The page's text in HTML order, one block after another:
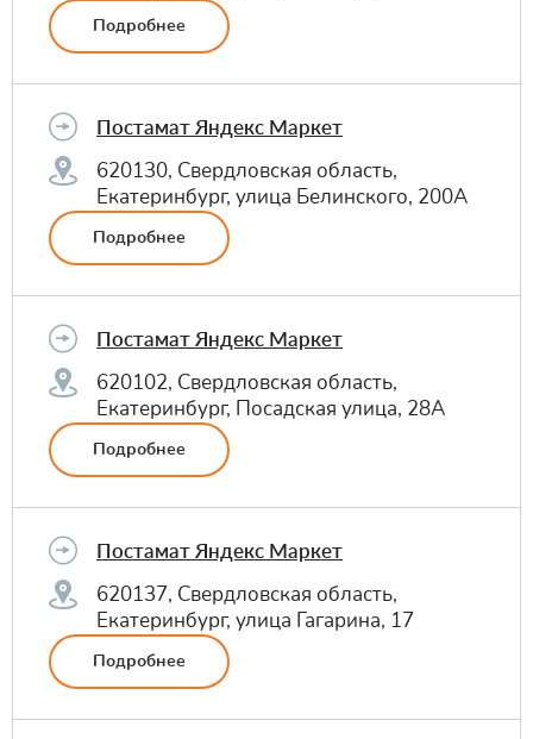
Подробнее
Постамат Яндекс Маркет
620130, Свердловская область,
Екатеринбург, улица Белинского, 200А
Подробнее
Постамат Яндекс Маркет
620102, Свердловская область,
Екатеринбург, Посадская улица, 28А
Подробнее
Постамат Яндекс Маркет
620137, Свердловская область,
Екатеринбург, улица Гагарина, 17
Подробнее